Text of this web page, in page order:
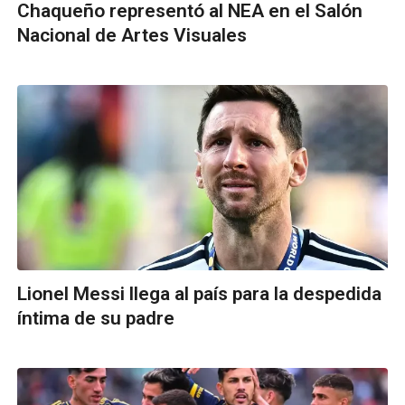
Chaqueño representó al NEA en el Salón
Nacional de Artes Visuales
Lionel Messi llega al país para la despedida
íntima de su padre